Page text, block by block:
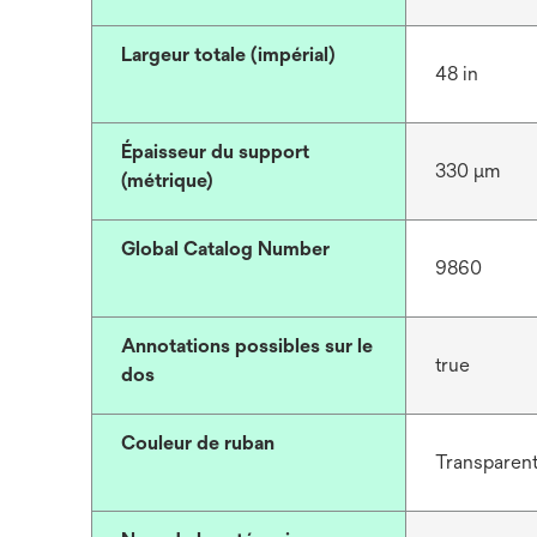
Largeur totale (impérial)
48 in
Épaisseur du support
(métrique)
330 μm
Global Catalog Number
9860
Annotations possibles sur le
dos
true
Couleur de ruban
Transparent